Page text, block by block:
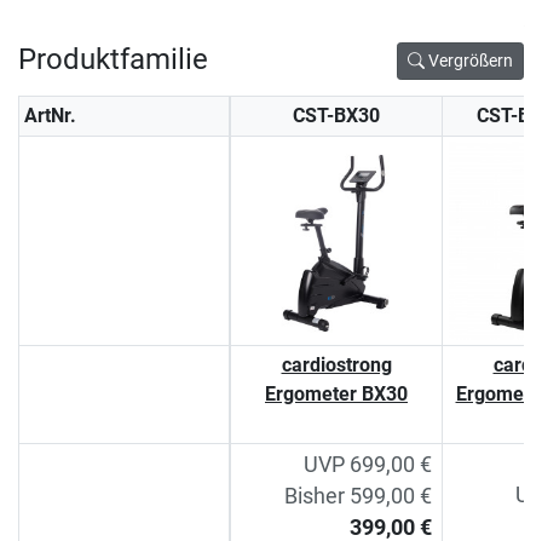
Produktfamilie Vergrößern
ArtNr. CST-BX30 CST-
cardiostrong
Ergometer BX30
UVP 699,00 €
Bisher 599,00 €
399,00 €